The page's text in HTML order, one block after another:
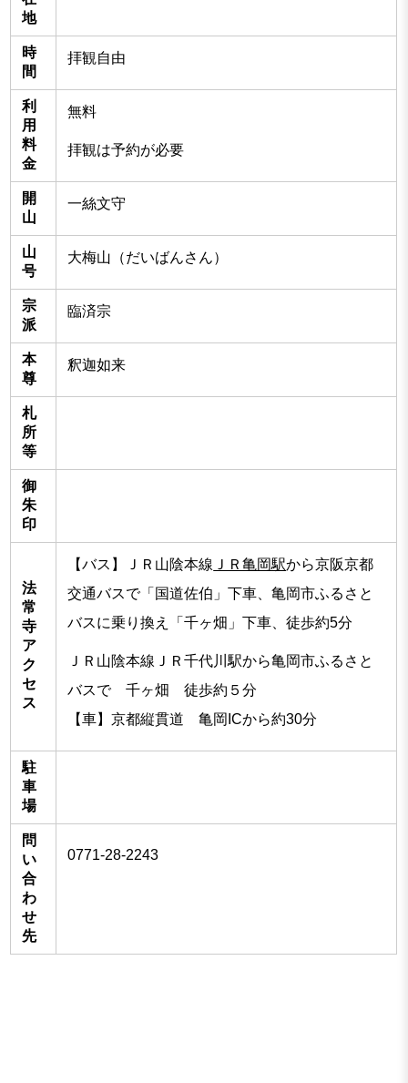
地
時
間
拝観自由
利
用
料
金
無料
拝観は予約が必要
開
山
一絲文守
山
号
大梅山（だいばんさん）
宗
派
臨済宗
本
尊
釈迦如来
札
所
等
御
朱
印
法
常
寺
ア
ク
セ
ス
【バス】ＪＲ山陰本線 ＪＲ亀岡駅から京阪京都
交通バスで「国道佐伯」下車、亀岡市ふるさと
バスに乗り換え「千ヶ畑」下車、徒歩約5分
ＪＲ山陰本線ＪＲ千代川駅から亀岡市ふるさと
バスで 千ヶ畑 徒歩約５分
【車】京都縦貫道 亀岡ICから約30分
駐
車
場
問
い
合
わ
せ
先
0771-28-2243